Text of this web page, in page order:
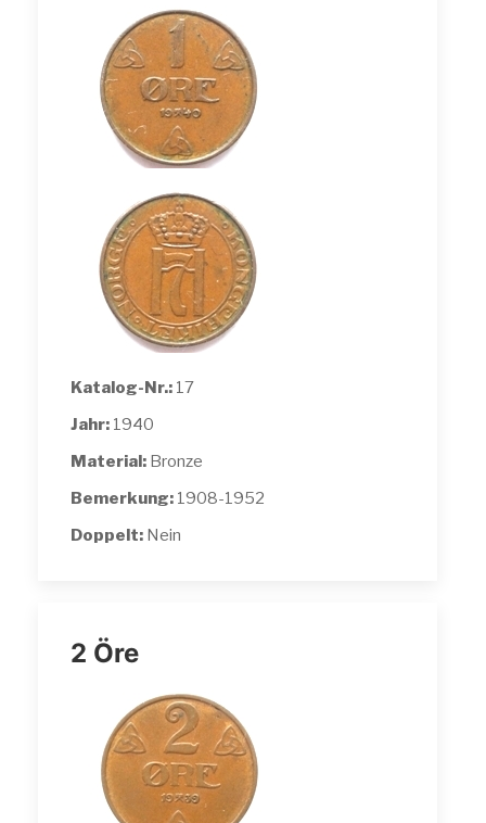
Katalog-Nr.: 17
Jahr: 1940
Material: Bronze
Bemerkung: 1908-1952
Doppelt: Nein
2 Öre